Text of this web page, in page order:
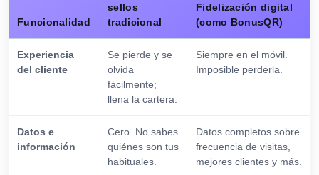
Funcionalidad
sellos
tradicional
Fidelización digital
(como BonusQR)
Experiencia
del cliente
Se pierde y se
olvida
fácilmente;
llena la cartera.
Siempre en el móvil.
Imposible perderla.
Datos e
información
Cero. No sabes
quiénes son tus
habituales.
Datos completos sobre
frecuencia de visitas,
mejores clientes y más.